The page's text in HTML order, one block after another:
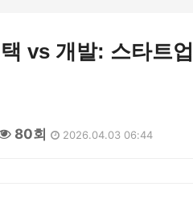
vs 개발: 스타트
80회 2026.04.03 06:44